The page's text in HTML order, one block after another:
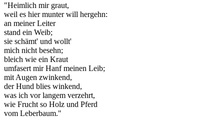
"Heimlich mir graut,
weil es hier munter will hergehn:
an meiner Leiter
stand ein Weib;
sie schämt' und wollt'
mich nicht besehn;
bleich wie ein Kraut
umfasert mir Hanf meinen Leib;
mit Augen zwinkend,
der Hund blies winkend,
was ich vor langem verzehrt,
wie Frucht so Holz und Pferd
vom Leberbaum."